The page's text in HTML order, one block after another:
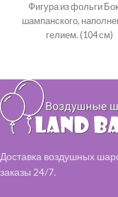
Фигура из фольги
шампанского,
гелием. (104 см)
Доставка воздушных
заказы 24/7.